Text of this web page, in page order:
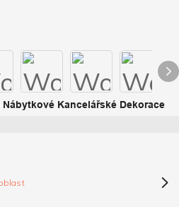
Kancelářské Dekorace